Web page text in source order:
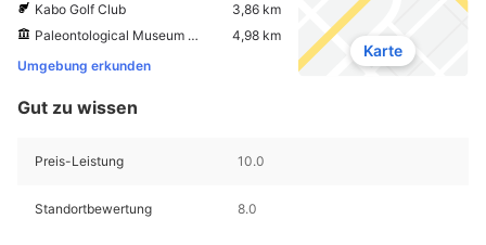
Kabo Golf Club
3,86 km
Paleontological Museum of Uppsala University
4,98 km
Umgebung erkunden
Karte
Gut zu wissen
Preis-Leistung 10.0
Standortbewertung 8.0